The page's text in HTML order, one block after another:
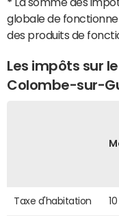
globale de
des produits de
Les impôts sur
Colombe-sur-
Taxe d'habitation